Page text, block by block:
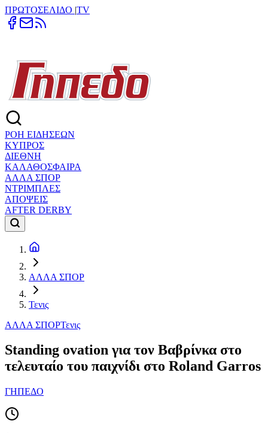
ΠΡΩΤΟΣΕΛΙΔΟ |TV
ΡΟΗ ΕΙΔΗΣΕΩΝ
ΚΥΠΡΟΣ
ΔΙΕΘΝΗ
ΚΑΛΑΘΟΣΦΑΙΡΑ
ΑΛΛΑ ΣΠΟΡ
ΝΤΡΙΜΠΛΕΣ
ΑΠΟΨΕΙΣ
AFTER DERBY
ΑΛΛΑ ΣΠΟΡ
Τενις
ΑΛΛΑ ΣΠΟΡΤενις
Standing ovation για τον Βαβρίνκα στο
τελευταίο του παιχνίδι στο Roland Garros
ΓΗΠΕΔΟ